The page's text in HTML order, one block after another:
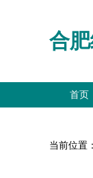
合
首页
当前位置：